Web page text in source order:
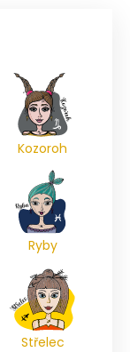
Kozoroh
Ryby
Střelec